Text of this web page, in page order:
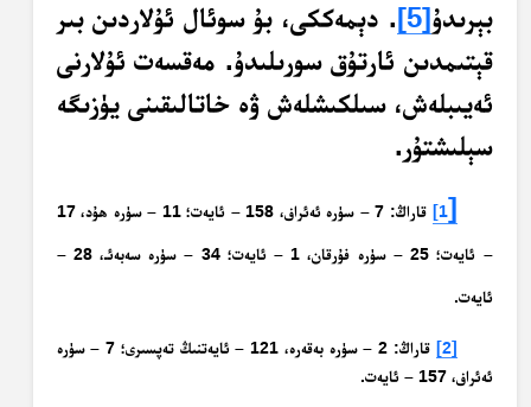
بېرىدۇ[5]
. دېمەككى، بۇ سوئال ئۇلاردىن بىر
قېتىمدىن ئارتۇق سورىلىدۇ. مەقسەت ئۇلارنى
ئەيىبلەش، سىلكىشلەش ۋە خاتالىقىنى يۈزىگە
سېلىشتۇر.
[
1] قاراڭ: 7 – سۈرە ئەئراف، 158 – ئايەت؛ 11 – سۈرە ھۇد، 17
– ئايەت؛ 25 – سۈرە فۇرقان، 1 – ئايەت؛ 34 – سۈرە سەبەئـ، 28 –
ئايەت.
[2]
قاراڭ: 2 – سۈرە بەقەرە، 121 – ئايەتنىڭ تەپسىرى؛ 7 – سۈرە
ئەئراف، 157 – ئايەت.